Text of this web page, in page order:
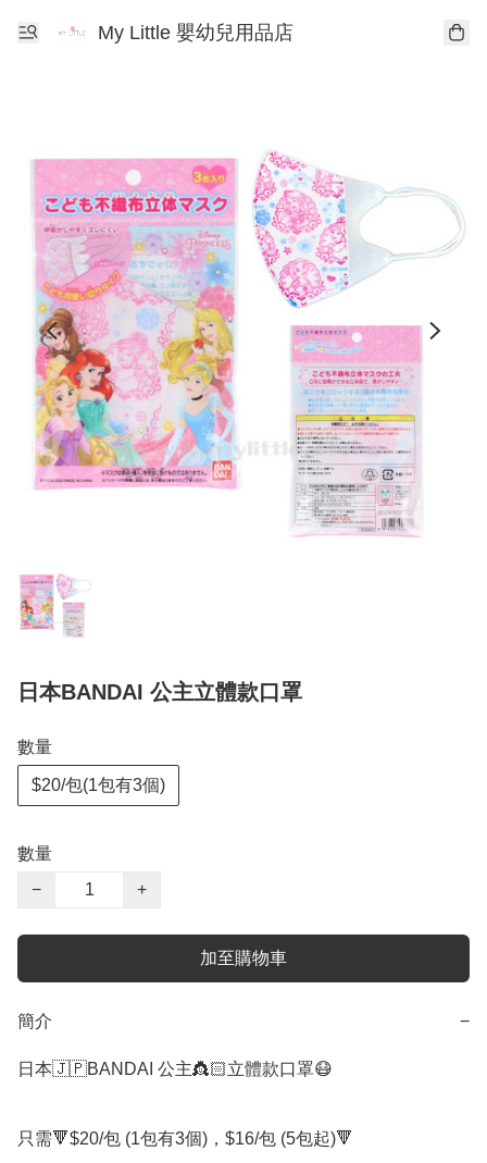
My Little 嬰幼兒用品店
日本BANDAI 公主立體款口罩
數量
$20/包(1包有3個)
數量
−
+
加至購物車
簡介 −
日本🇯🇵BANDAI 公主👸🏻立體款口罩😷
只需🔻$20/包 (1包有3個)，$16/包 (5包起)🔻